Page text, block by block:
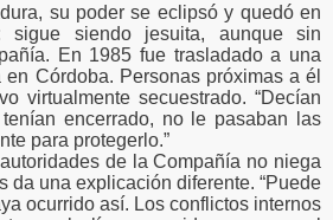
su poder se eclipsó y quedó en
sigue siendo jesuita, aunque sin
En 1985 fue trasladado a una
Córdoba. Personas próximas a él
virtualmente secuestrado. “Decían
encerrado, no le pasaban las
para protegerlo.”
de la Compañía no niega
da una explicación diferente. “Puede
ocurrido así. Los conflictos internos